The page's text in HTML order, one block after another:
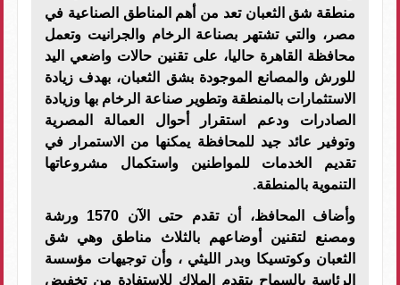
منطقة شق الثعبان تعد من أهم المناطق الصناعية في
مصر، والتي تشتهر بصناعة الرخام والجرانيت وتعمل
محافظة القاهرة حاليا، على تقنين حالات واضعي اليد
للورش والمصانع الموجودة بشق الثعبان، بهدف زيادة
الاستثمارات بالمنطقة وتطوير صناعة الرخام بها وزيادة
الصادرات ودعم استقرار أحوال العمالة المصرية
وتوفير عائد جيد للمحافظة يمكنها من الاستمرار في
تقديم الخدمات للمواطنين واستكمال مشروعاتها
التنموية بالمنطقة.
وأضاف المحافظ، أن تقدم حتى الآن 1570 ورشة
ومصنع لتقنين أوضاعهم بالثلاث مناطق وهي شق
الثعبان وكوتسيكا وبدر الليثي ، وأن توجيهات مؤسسة
الرئاسة بالسماح بتقدم الملاك للاستفادة من تخفيض